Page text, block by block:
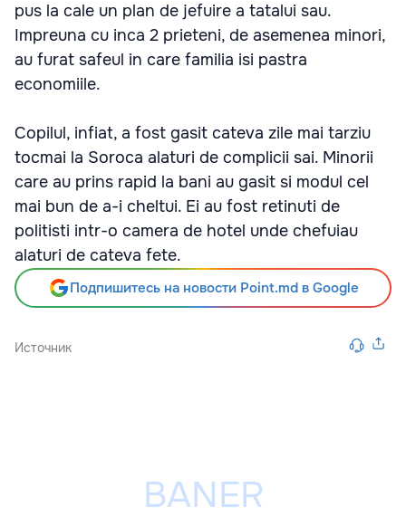
pus la cale un plan de jefuire a tatalui sau.
Impreuna cu inca 2 prieteni, de asemenea minori,
au furat safeul in care familia isi pastra
economiile.
Copilul, infiat, a fost gasit cateva zile mai tarziu
tocmai la Soroca alaturi de complicii sai. Minorii
care au prins rapid la bani au gasit si modul cel
mai bun de a-i cheltui. Ei au fost retinuti de
politisti intr-o camera de hotel unde chefuiau
alaturi de cateva fete.
Подпишитесь на новости Point.md в Google
Источник